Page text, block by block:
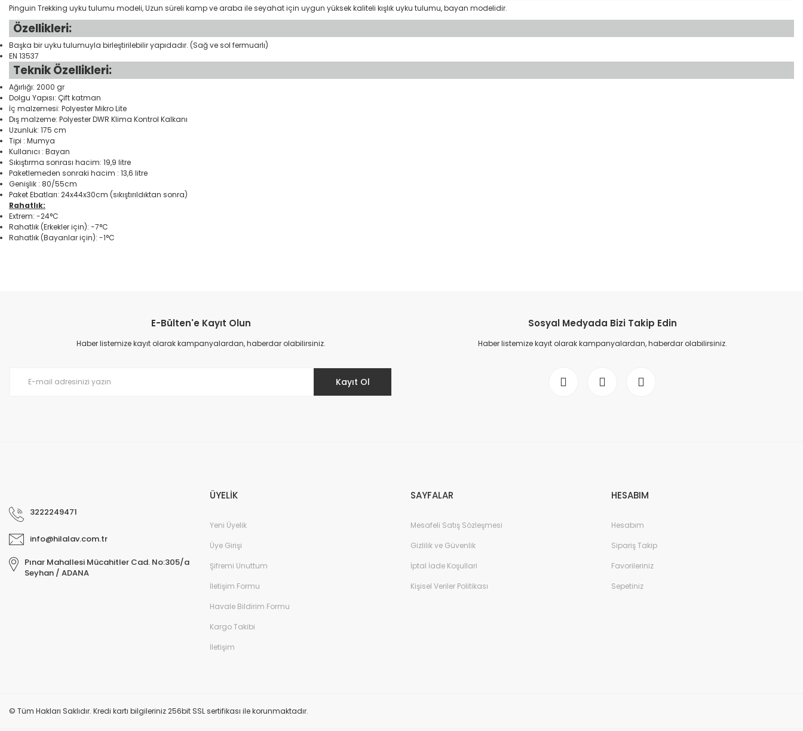
Pinguin Trekking uyku tulumu modeli, Uzun süreli kamp ve araba ile seyahat için uygun yüksek kaliteli kışlık uyku tulumu, bayan modelidir.
Özellikleri:
Başka bir uyku tulumuyla birleştirilebilir yapıdadır. (Sağ ve sol fermuarlı)
EN 13537
Teknik Özellikleri:
Ağırlığı: 2000 gr
Dolgu Yapısı: Çift katman
İç malzemesi: Polyester Mikro Lite
Dış malzeme: Polyester DWR Klima Kontrol Kalkanı
Uzunluk: 175 cm
Tipi : Mumya
Kullanıcı : Bayan
Sıkıştırma sonrası hacim: 19,9 litre
Paketlemeden sonraki hacim : 13,6 litre
Genişlik : 80/55cm
Paket Ebatları: 24x44x30cm (sıkıştırıldıktan sonra)
Rahatlık:
Extrem: -24°C
Rahatlık (Erkekler için): -7°C
Rahatlık (Bayanlar için): -1°C
Ürün resmi kalitesiz, bozuk veya görüntülenemiyor.
Ürün açıklamasında eksik bilgiler bulunuyor.
E-Bülten'e Kayıt Olun
Haber listemize kayıt olarak kampanyalardan, haberdar olabilirsiniz.
Kayıt Ol
Sosyal Medyada Bizi Takip Edin
Haber listemize kayıt olarak kampanyalardan, haberdar olabilirsiniz.
3222249471
info@hilalav.com.tr
Pınar Mahallesi Mücahitler Cad. No:305/a
Seyhan / ADANA
ÜYELİK
Yeni Üyelik
Üye Girişi
Şifremi Unuttum
İletişim Formu
Havale Bildirim Formu
Kargo Takibi
İletişim
SAYFALAR
Mesafeli Satış Sözleşmesi
Gizlilik ve Güvenlik
İptal İade Koşullari
Kişisel Veriler Politikası
HESABIM
Hesabım
Sipariş Takip
Favorileriniz
Sepetiniz
© Tüm Hakları Saklıdır. Kredi kartı bilgileriniz 256bit SSL sertifikası ile korunmaktadır.